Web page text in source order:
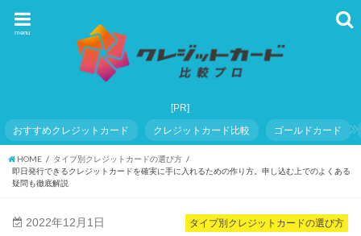
menu
おすすめクレジットカード クレジットカード比較 ゴールドカード
HOME
タイプ別クレジットカードの選び方
即日発行できるクレジットカードを確実に手に入れるための作り方。申し込む上でのよくある
疑問も徹底解説
タイプ別クレジットカードの選び方
2022年12月1日